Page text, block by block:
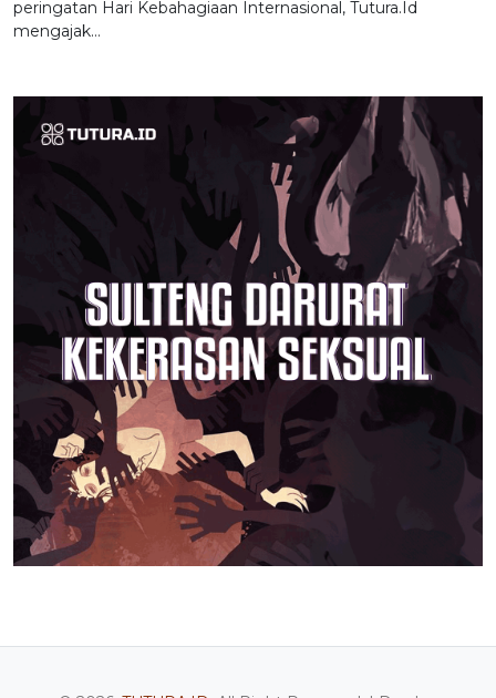
peringatan Hari Kebahagiaan Internasional, Tutura.Id
mengajak…